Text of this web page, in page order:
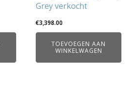
Grey verkocht
€3,398.00
TOEVOEGEN AAN
WINKELWAGEN